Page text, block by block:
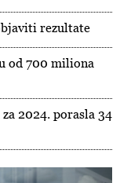
rezultate
od 700 miliona
2024. porasla 34